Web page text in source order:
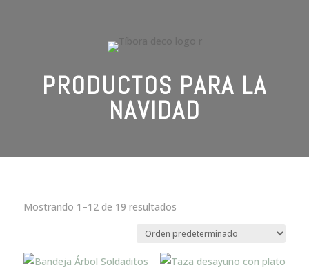
PRODUCTOS PARA LA
NAVIDAD
Mostrando 1–12 de 19 resultados